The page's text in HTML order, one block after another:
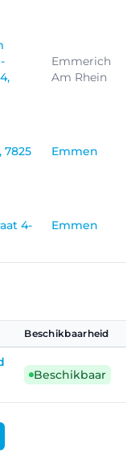
Emmerich
Am Rhein
7825
Emmen
4-
Emmen
Beschikbaarheid
Beschikbaar